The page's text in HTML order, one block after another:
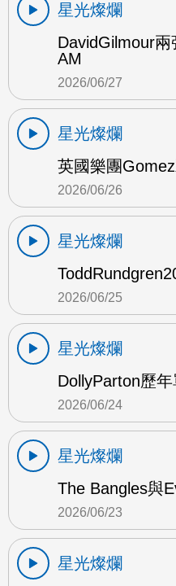
星光燦爛
DavidGilmour
AM
2026/06/27
星光燦爛
英國樂團
2026/06/26
星光燦爛
2026/06/25
星光燦爛
DollyParton歷
2026/06/24
星光燦爛
The Bangles與
2026/06/23
星光燦爛